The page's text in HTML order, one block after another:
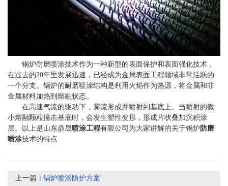
锅炉耐磨喷涂技术作为一种新型的表面保护和表面强化技术，
在过去的20年里发展迅速，已经成为金属表面工程领域非常活跃的
一个分支。锅炉的耐磨喷涂结构是利用火焰作为热源，将金属和非
金属材料加热到熔融状态。
在高速气流的驱动下，雾流形成并喷射到基底上。当喷射的微
小熔融颗粒撞击基底时，会发生塑性变形，形成片状叠加沉积涂
层。以上是山东鼎晟喷涂工程有限公司为大家讲解的关于锅炉 防磨
喷涂技术的特点
上一篇：锅炉喷涂防护方案